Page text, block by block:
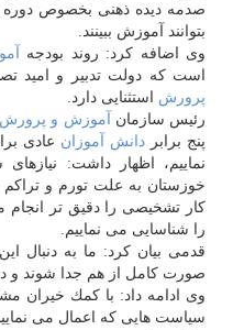
صدمه دیده ذهنی بخصوص
بتوانند آموزش ببینند.
وی اضافه كرد: روند بودجه
است كه دولت تدبیر و امید
پرورش استثنایی دارد.
رئیس سازمان
آموزش و پرورش
پنج برابردانش آموزان عادی
نماییم، اظهار داشت:
خوزستان به علت تورم و
كار تشخیصی را دقیق تر
را شناسایی می نماییم.
قدمی بیان كرد: ما به دنبال
صورت كامل از هم جدا شوند و
وی ادامه داد: با كمك خیران
سیاست هایی كه اعمال می